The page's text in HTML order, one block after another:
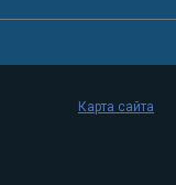
Карта сайта